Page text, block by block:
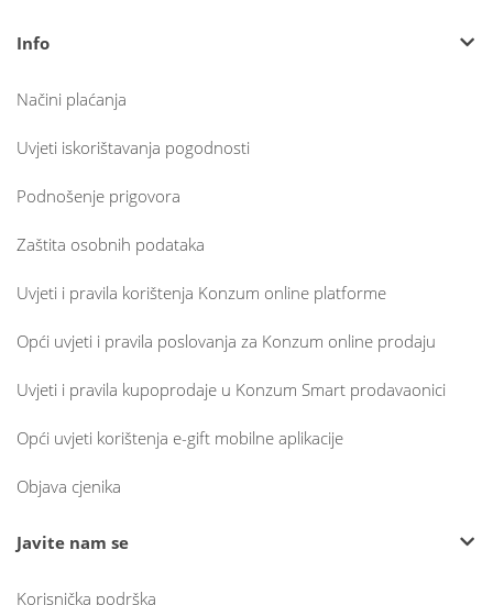
Info
Načini plaćanja
Uvjeti iskorištavanja pogodnosti
Podnošenje prigovora
Zaštita osobnih podataka
Uvjeti i pravila korištenja Konzum online platforme
Opći uvjeti i pravila poslovanja za Konzum online prodaju
Uvjeti i pravila kupoprodaje u Konzum Smart prodavaonici
Opći uvjeti korištenja e-gift mobilne aplikacije
Objava cjenika
Javite nam se
Korisnička podrška